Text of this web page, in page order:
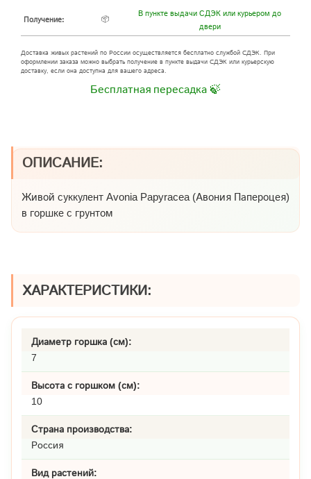
Получение: 📦
В пункте выдачи СДЭК или курьером до
двери
Доставка живых растений по России осуществляется бесплатно службой СДЭК. При
оформлении заказа можно выбрать получение в пункте выдачи СДЭК или курьерскую
доставку, если она доступна для вашего адреса.
Бесплатная пересадка 🍃
ОПИСАНИЕ:
Живой суккулент Avonia Papyracea (Авония Папероцея)
в горшке с грунтом
ХАРАКТЕРИСТИКИ:
Диаметр горшка (см):
7
Высота с горшком (см):
10
Страна производства:
Россия
Вид растений: